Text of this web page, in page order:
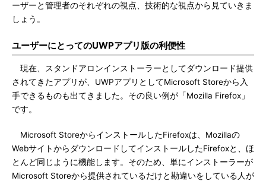
ーザーと管理者のそれぞれの視点、技術的な視点から見ていきま
しょう。
ユーザーにとってのUWPアプリ版の利便性
現在、スタンドアロンインストーラーとしてダウンロード提供
されてきたアプリが、UWPアプリとしてMicrosoft Storeから入
手できるものも出てきました。その良い例が「Mozilla Firefox」
です。
Microsoft StoreからインストールしたFirefoxは、Mozillaの
WebサイトからダウンロードしてインストールしたFirefoxと、ほ
とんど同じように機能します。そのため、単にインストーラーが
Microsoft Storeから提供されているだけと勘違いをしている人が